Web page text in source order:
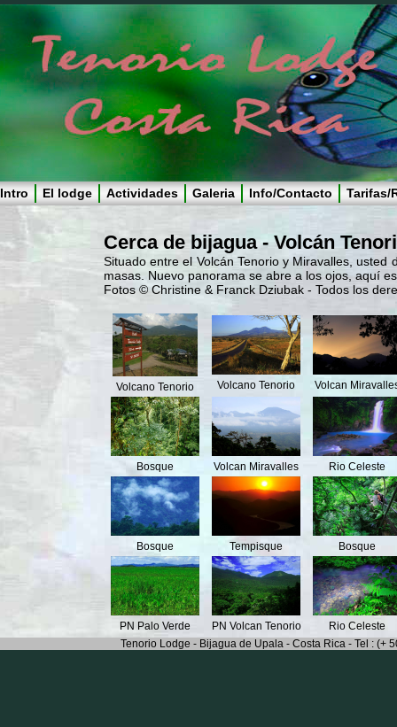
Intro El lodge Actividades Galeria Info/Contacto Tarifas/
Cerca de bijagua - Volcán
Situado entre el Volcán Tenorio y Miravalles,
masas. Nuevo panorama se abre a los ojos, aquí
Fotos © Christine & Franck Dziubak - Todos los
Volcano Tenorio Volcano Tenorio Volcan
Bosque Volcan Miravalles Rio Celeste
Bosque Tempisque Bosque
PN Palo Verde PN Volcan Tenorio
Rio Celeste
Tenorio Lodge - Bijagua de Upala - Costa Rica - Tel : (+